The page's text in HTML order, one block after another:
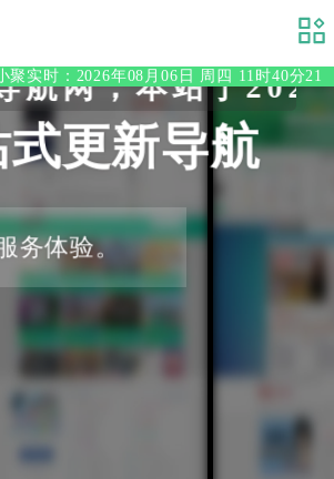
聚实时：2026年08月06日 周四 11时40分21
本站于2020年初
更新导航
务体验。